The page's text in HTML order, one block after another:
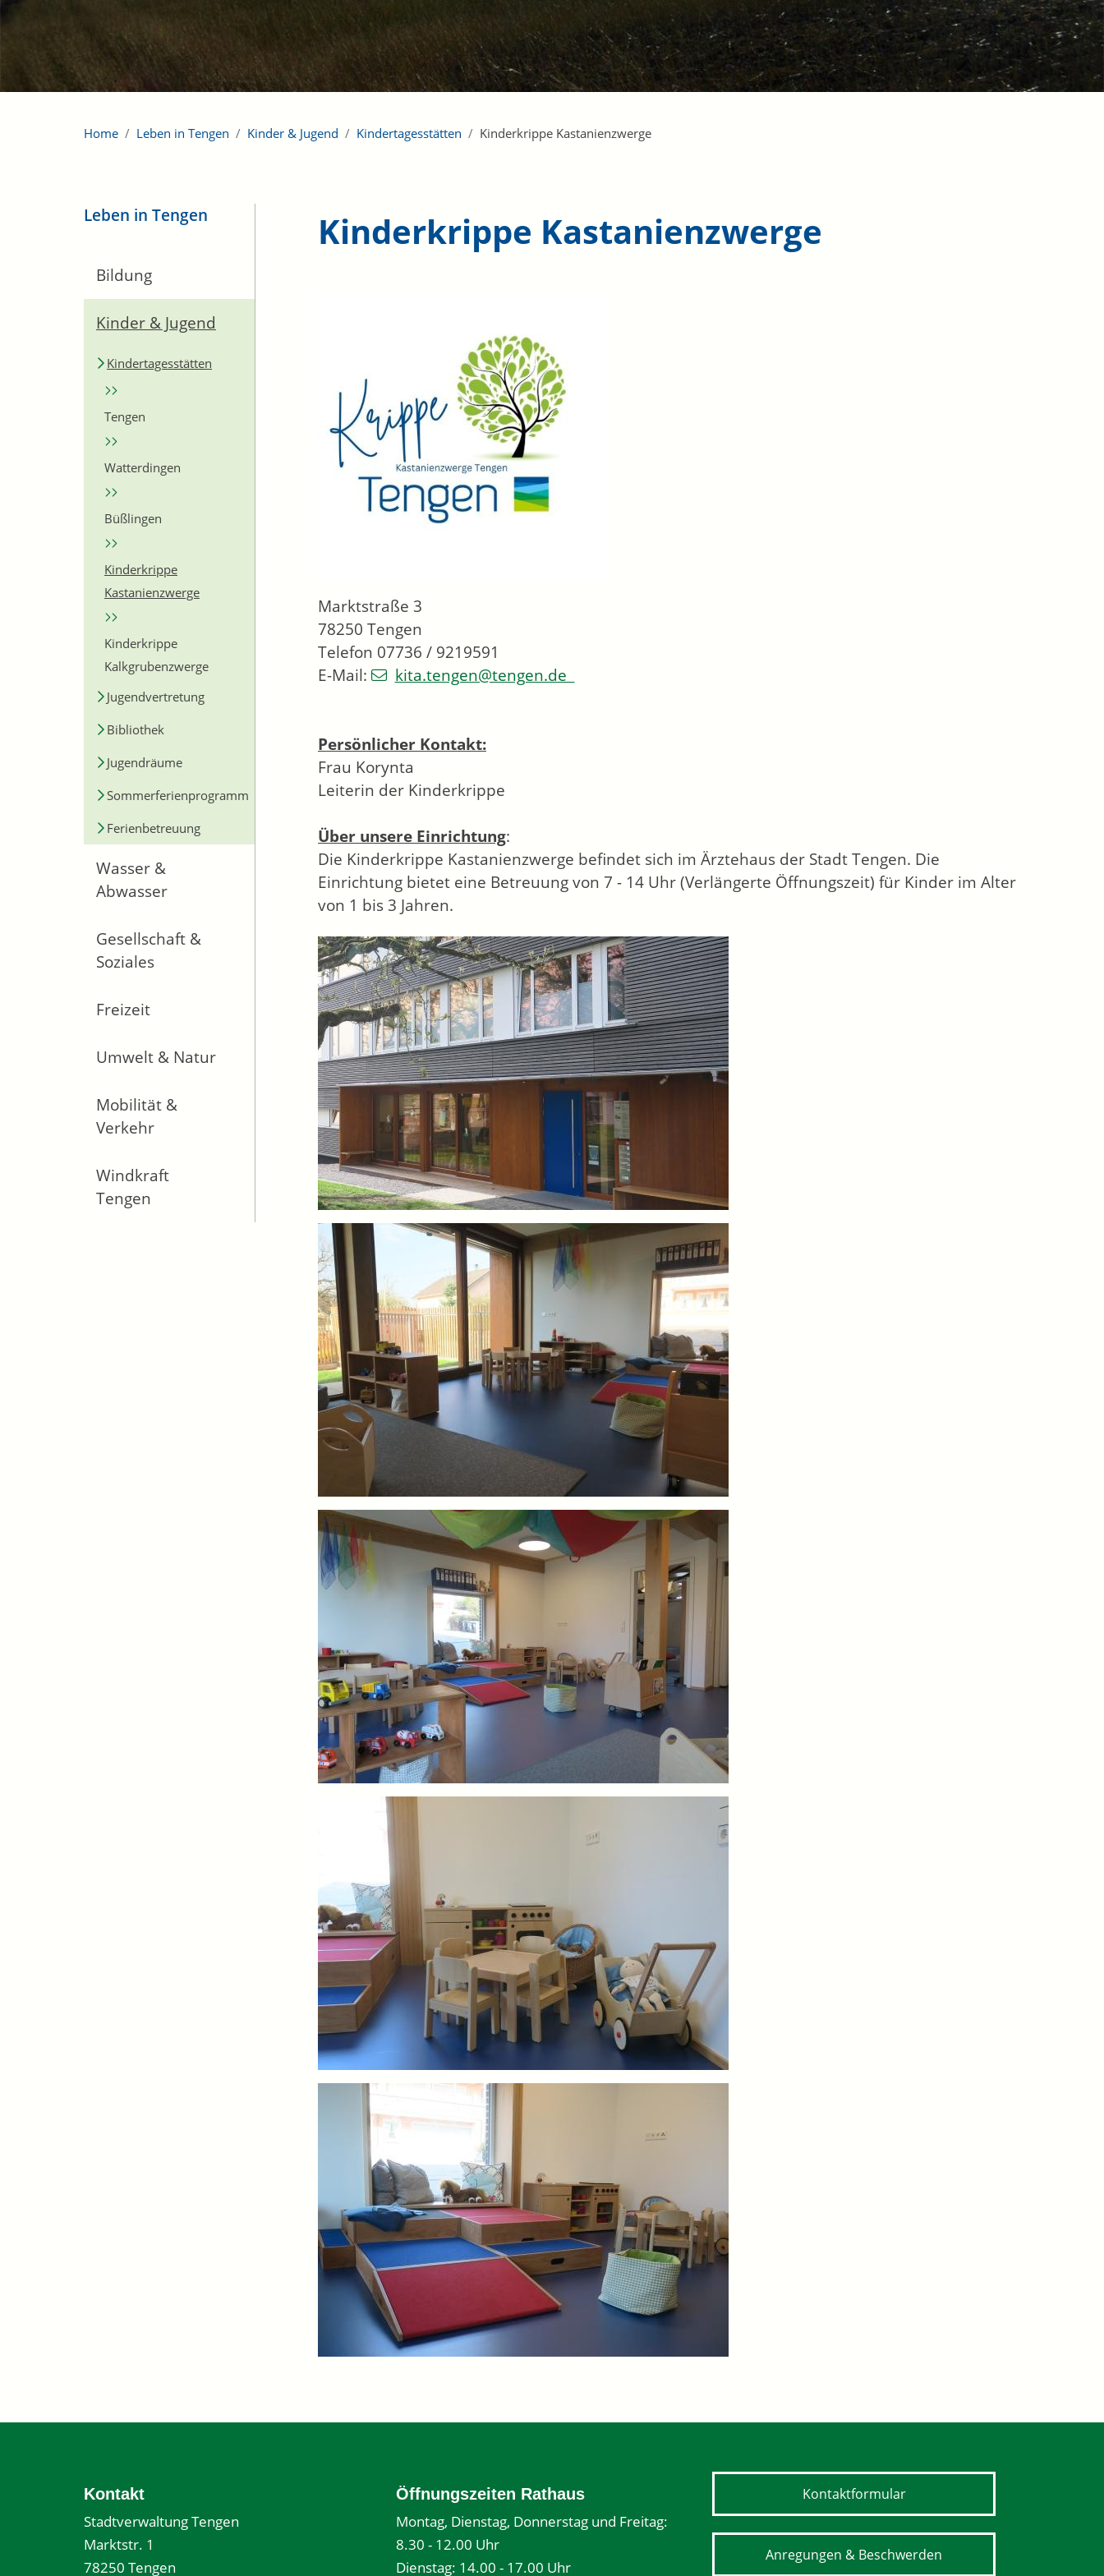
Home Leben in Tengen Kinder & Jugend Kindertagesstätten Kinderkrippe Kastanienzwerge
Leben in Tengen
Bildung
Kinder & Jugend
Kindertagesstätten
Tengen
Watterdingen
Büßlingen
Kinderkrippe
Kastanienzwerge
Kinderkrippe
Kalkgrubenzwerge
Jugendvertretung
Bibliothek
Jugendräume
Sommerferienprogramm
Ferienbetreuung
Wasser &
Abwasser
Gesellschaft &
Soziales
Freizeit
Umwelt & Natur
Mobilität &
Verkehr
Windkraft
Tengen
Kinderkrippe Kastanienzwerge
Marktstraße 3
78250 Tengen
Telefon 07736 / 9219591
E-Mail:
kita.tengen@tengen.de
Persönlicher Kontakt:
Frau Korynta
Leiterin der Kinderkrippe
Über unsere Einrichtung:
Die Kinderkrippe Kastanienzwerge befindet sich im Ärztehaus der Stadt Tengen. Die
Einrichtung bietet eine Betreuung von 7 - 14 Uhr (Verlängerte Öffnungszeit) für Kinder im Alter
von 1 bis 3 Jahren.
Kontakt
Stadtverwaltung Tengen
Marktstr. 1
78250 Tengen
Öffnungszeiten Rathaus
Montag, Dienstag, Donnerstag und Freitag:
8.30 - 12.00 Uhr
Dienstag: 14.00 - 17.00 Uhr
Kontaktformular
Anregungen & Beschwerden